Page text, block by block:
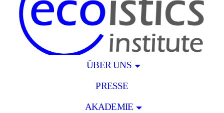
ÜBER UNS
PRESSE
AKADEMIE